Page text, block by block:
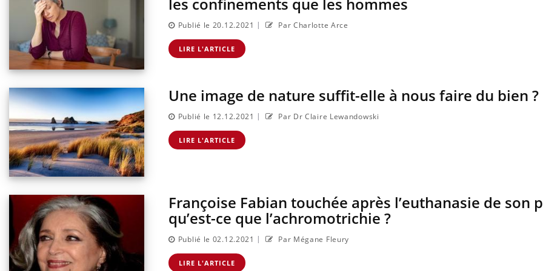
Publié le 20.12.2021 | Par Charlotte Arce
LIRE L'ARTICLE
Une image de nature suffit-elle à nous faire du bien ?
Publié le 12.12.2021 | Par Dr Claire Lewandowski
LIRE L'ARTICLE
Françoise Fabian touchée après l’euthanasie de son
qu’est-ce que l’achromotrichie ?
Publié le 02.12.2021 | Par Mégane Fleury
LIRE L'ARTICLE